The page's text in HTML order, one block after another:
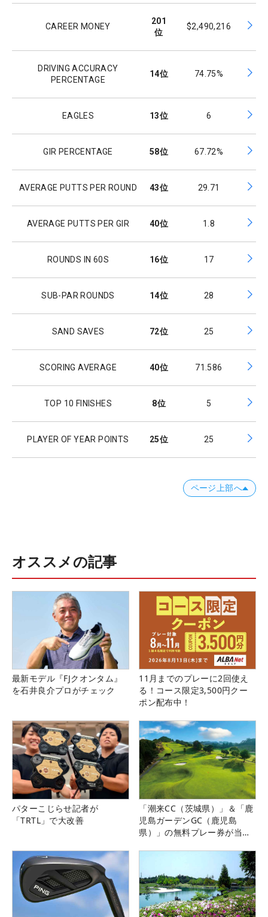
CAREER MONEY
201
位
$2,490,216
DRIVING ACCURACY
PERCENTAGE
14位 74.75%
EAGLES 13位 6
GIR PERCENTAGE 58位 67.72%
AVERAGE PUTTS PER ROUND 43位 29.71
AVERAGE PUTTS PER GIR 40位 1.8
ROUNDS IN 60S 16位 17
SUB-PAR ROUNDS 14位 28
SAND SAVES 72位 25
SCORING AVERAGE 40位 71.586
TOP 10 FINISHES 8位 5
PLAYER OF YEAR POINTS 25位 25
ページ上部へ
オススメの記事
最新モデル『FJクオンタム』
を石井良介プロがチェック
11月までのプレーに2回使え
る！コース限定3,500円クー
ポン配布中！
パターこじらせ記者が
「TRTL」で大改善
「潮来CC（茨城県）」＆「鹿
児島ガーデンGC（鹿児島
県）」の無料プレー券が当た